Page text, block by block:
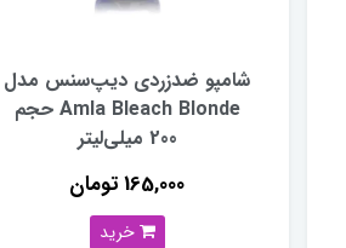
شامپو ضدزردی دیپ‌سنس مدل
Amla Bleach Blonde حجم
200 میلی‌لیتر
165,000 تومان
خرید